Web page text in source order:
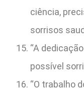
ciência,
sorrisos
“A
possível
“O trabalho